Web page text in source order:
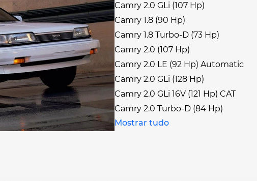
Camry 2.0 GLi (107 Hp)
Camry 1.8 (90 Hp)
Camry 1.8 Turbo-D (73 Hp)
Camry 2.0 (107 Hp)
Camry 2.0 LE (92 Hp) Automatic
Camry 2.0 GLi (128 Hp)
Camry 2.0 GLi 16V (121 Hp) CAT
Camry 2.0 Turbo-D (84 Hp)
Mostrar tudo